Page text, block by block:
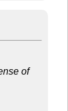
of